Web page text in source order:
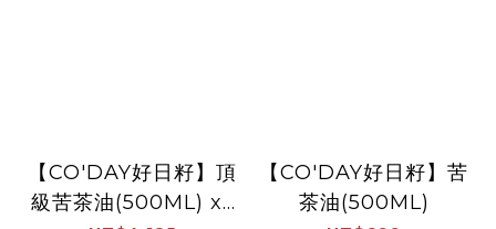
【CO'DAY好日籽】頂
級苦茶油(500ML) x5
【CO'DAY好日籽】苦
茶油(500ML)